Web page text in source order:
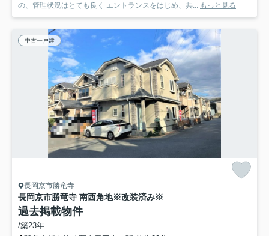
の、管理状況はとても良く エントランスをはじめ、共... もっと見る
中古一戸建
長岡京市勝竜寺
長岡京市勝竜寺 南西角地※改装済み※
過去掲載物件
/築23年